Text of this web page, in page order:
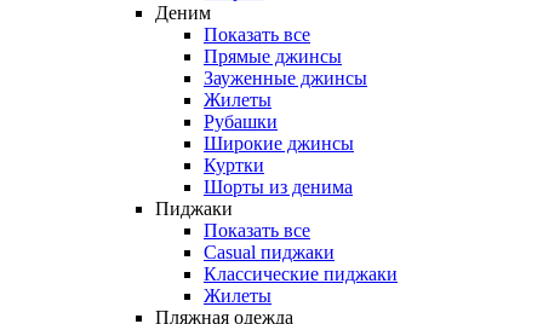
Деним
Показать все
Прямые джинсы
Зауженные джинсы
Жилеты
Рубашки
Широкие джинсы
Куртки
Шорты из денима
Пиджаки
Показать все
Casual пиджаки
Классические пиджаки
Жилеты
Пляжная одежда